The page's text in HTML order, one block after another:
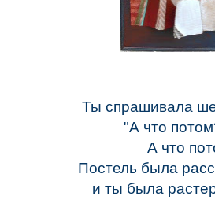
Ты спрашивала
"А что
А что
Постель была
и ты была